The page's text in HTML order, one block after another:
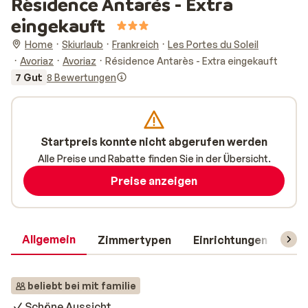
eingekauft
Home Skiurlaub Frankreich
Les Portes du Soleil
Avoriaz
Avoriaz
Résidence Antarès - Extra eingekauft
7 Gut 8 Bewertungen
Allgemein Zimmertypen Einrichtungen
beliebt bei mit familie
Startpreis konnte nicht abgerufen werden
Alle Preise und Rabatte finden Sie in der Übersicht.
Preise anzeigen